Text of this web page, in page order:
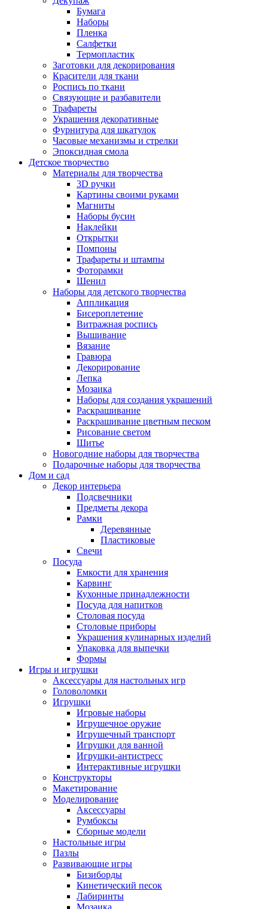
Бумага
Наборы
Пленка
Салфетки
Термопластик
Заготовки для декорирования
Красители для ткани
Роспись по ткани
Связующие и разбавители
Трафареты
Украшения декоративные
Фурнитура для шкатулок
Часовые механизмы и стрелки
Эпоксидная смола
Детское творчество
Материалы для творчества
3D ручки
Картины своими руками
Магниты
Наборы бусин
Наклейки
Открытки
Помпоны
Трафареты и штампы
Фоторамки
Шенил
Наборы для детского творчества
Аппликация
Бисероплетение
Витражная роспись
Вышивание
Вязание
Гравюра
Декорирование
Лепка
Мозаика
Наборы для создания украшений
Раскрашивание
Раскрашивание цветным песком
Рисование светом
Шитье
Новогодние наборы для творчества
Подарочные наборы для творчества
Дом и сад
Декор интерьера
Подсвечники
Предметы декора
Рамки
Деревянные
Пластиковые
Свечи
Посуда
Емкости для хранения
Карвинг
Кухонные принадлежности
Посуда для напитков
Столовая посуда
Столовые приборы
Украшения кулинарных изделий
Упаковка для выпечки
Формы
Игры и игрушки
Аксессуары для настольных игр
Головоломки
Игрушки
Игровые наборы
Игрушечное оружие
Игрушечный транспорт
Игрушки для ванной
Игрушки-антистресс
Интерактивные игрушки
Конструкторы
Макетирование
Моделирование
Аксессуары
Румбоксы
Сборные модели
Настольные игры
Пазлы
Развивающие игры
Бизиборды
Кинетический песок
Лабиринты
Мозаика